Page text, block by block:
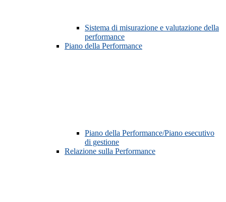
Sistema di misurazione e valutazione della
performance
Piano della Performance
Piano della Performance/Piano esecutivo
di gestione
Relazione sulla Performance